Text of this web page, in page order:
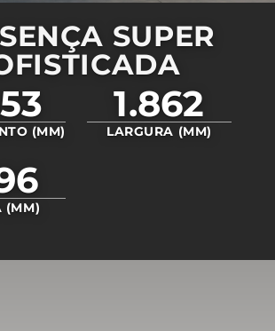
SUPER
(MM)
1.862
LARGURA (MM)
(MM)